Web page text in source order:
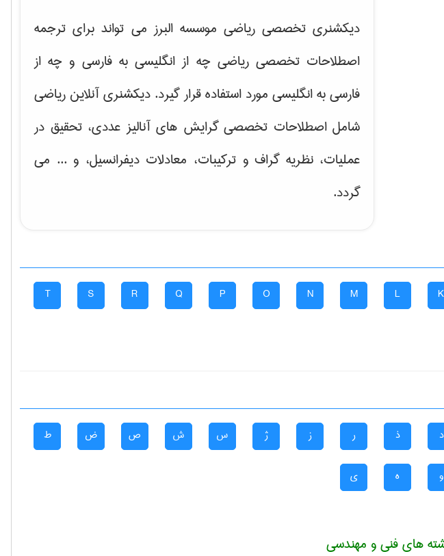
دیکشنری تخصصی ریاضی موسسه البرز می تواند برای ترجمه
اصطلاحات تخصصی ریاضی چه از انگلیسی به فارسی و چه از
فارسی به انگلیسی مورد استفاده قرار گیرد. دیکشنری آنلاین ریاضی
شامل اصطلاحات تخصصی گرایش هایآنالیز عددی، تحقیق در
عملیات، نظریه گراف و تركیبات، معادلات دیفرانسیل، و ... می
گردد.
K
L
M
N
O
P
Q
R
S
T
د ذ ر ز ژ س ش ص ض ط
و ه ی
های فنی و مهندسی